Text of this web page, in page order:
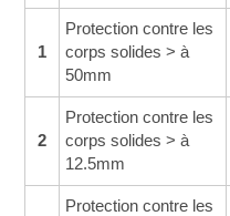
1
Protection contre les
corps solides > à
50mm
2
Protection contre les
corps solides > à
12.5mm
Protection contre les